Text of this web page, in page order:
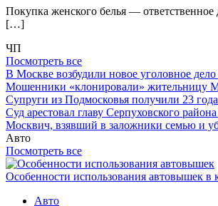
Покупка женского белья —
[…]
ЧП
Посмотреть все
В Москве возбудили новое уголовное
Мошенники «клонировали» жительницу
Супруги из Подмосковья получили 23
Суд арестовал главу Серпуховского
Москвич, взявший в заложники семью и
Авто
Посмотреть все
Особенности использования автовышек в
Авто